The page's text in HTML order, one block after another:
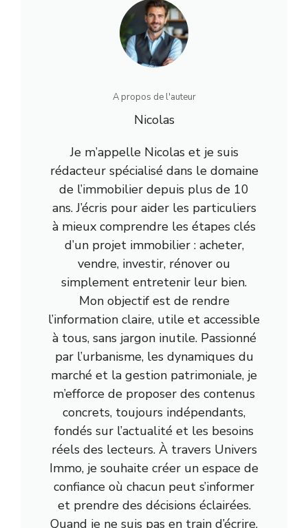
A propos de l'auteur
Nicolas
Je m’appelle Nicolas et je suis
rédacteur spécialisé dans le domaine
de l’immobilier depuis plus de 10
ans. J’écris pour aider les particuliers
à mieux comprendre les étapes clés
d’un projet immobilier : acheter,
vendre, investir, rénover ou
simplement entretenir leur bien.
Mon objectif est de rendre
l’information claire, utile et accessible
à tous, sans jargon inutile. Passionné
par l’urbanisme, les dynamiques du
marché et la gestion patrimoniale, je
m’efforce de proposer des contenus
concrets, toujours indépendants,
fondés sur l’actualité et les besoins
réels des lecteurs. À travers Univers
Immo, je souhaite créer un espace de
confiance où chacun peut s’informer
et prendre des décisions éclairées.
Quand je ne suis pas en train d’écrire,